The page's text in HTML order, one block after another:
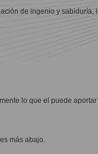
de ingenio y sabiduría,
lo que el puede
más abajo.